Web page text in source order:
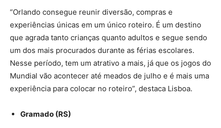
“Orlando consegue reunir diversão, compras e
experiências únicas em um único roteiro. É um destino
que agrada tanto crianças quanto adultos e segue sendo
um dos mais procurados durante as férias escolares.
Nesse período, tem um atrativo a mais, já que os jogos do
Mundial vão acontecer até meados de julho e é mais uma
experiência para colocar no roteiro”, destaca Lisboa.
Gramado (RS)